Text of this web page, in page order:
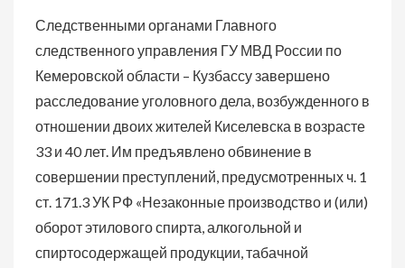
Следственными органами Главного
следственного управления ГУ МВД России по
Кемеровской области – Кузбассу завершено
расследование уголовного дела, возбужденного в
отношении двоих жителей Киселевска в возрасте
33 и 40 лет. Им предъявлено обвинение в
совершении преступлений, предусмотренных ч. 1
ст. 171.3 УК РФ «Незаконные производство и (или)
оборот этилового спирта, алкогольной и
спиртосодержащей продукции, табачной